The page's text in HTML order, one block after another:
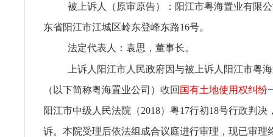
被上诉人（原审原告）：阳江市粤海置业有限
东省阳江市江城区岭东登峰东路16号。
法定代表人：袁思，董事长。
上诉人阳江市人民政府因与被上诉人阳江市粤
（以下简称粤海置业公司）收回 国有土地使用权纠纷
阳江市中级人民法院（2018）粤17行初18号行政判决
诉。本院受理后依法组成合议庭进行审理，现已审理